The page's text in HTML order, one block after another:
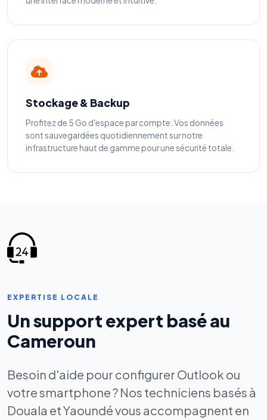
Stockage & Backup
Profitez de 5 Go d'espace par compte. Vos données
sont sauvegardées quotidiennement sur notre
infrastructure haut de gamme pour une sécurité totale.
EXPERTISE LOCALE
Un support expert basé au
Cameroun
Besoin d'aide pour configurer Outlook ou
votre smartphone ? Nos techniciens basés à
Douala et Yaoundé vous accompagnent en